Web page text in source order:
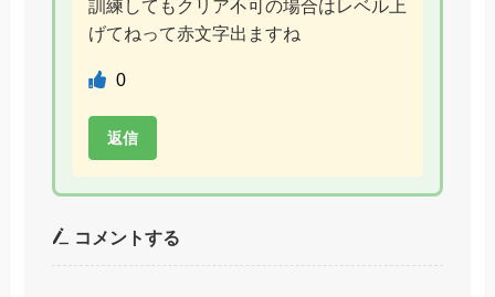
訓練してもクリア不可の場合はレベル上
げてねって赤文字出ますね
0
返信
コメントする